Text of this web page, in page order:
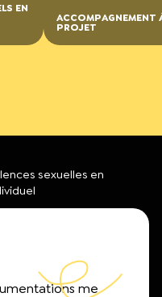
EN
ACCOMPAGNEMENT
PROJET
sexuelles en
me